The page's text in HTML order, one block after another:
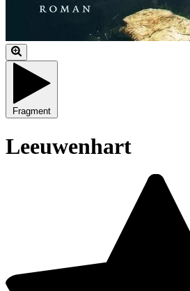
Fragment
Leeuwenhart